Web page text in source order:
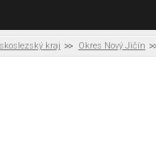
kraj Okres Nový Jičín